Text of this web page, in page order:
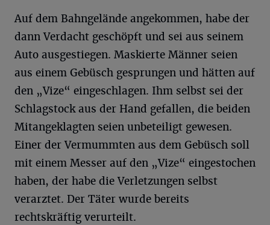
Auf dem Bahngelände angekommen, habe der
dann Verdacht geschöpft und sei aus seinem
Auto ausgestiegen. Maskierte Männer seien
aus einem Gebüsch gesprungen und hätten auf
den „Vize“ eingeschlagen. Ihm selbst sei der
Schlagstock aus der Hand gefallen, die beiden
Mitangeklagten seien unbeteiligt gewesen.
Einer der Vermummten aus dem Gebüsch soll
mit einem Messer auf den „Vize“ eingestochen
haben, der habe die Verletzungen selbst
verarztet. Der Täter wurde bereits
rechtskräftig verurteilt.